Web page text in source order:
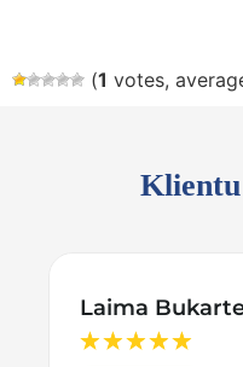
(1 votes,
Klientu
Laima
★★★★★